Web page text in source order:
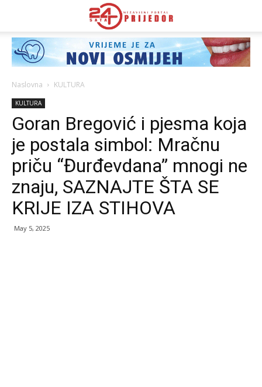
Naslovna KULTURA
KULTURA
Goran Bregović i pjesma koja
je postala simbol: Mračnu
priču “Đurđevdana” mnogi ne
znaju, SAZNAJTE ŠTA SE
KRIJE IZA STIHOVA
May 5, 2025